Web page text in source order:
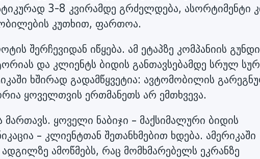
3-8 კვირამდე გრძელდება, ასორტიმენტი
კუთხით, ფართოა.
შერჩევიდან იწყება. ამ ეტაპზე კომპანიის გუნდი
და კლიენტს ბიდის განთავსებამდე სრულ
ხშირად გადამწყვეტია: ავტომობილის
ყოველთვის ერთმანეთს არ ემთხვევა.
მართავს. ყოველი ნაბიჯი – მაქსიმალური ბიდის
– კლიენტთან შეთანხმებით ხდება. ამერიკაში
ამოწმებს, რაც მომხმარებელს ეკრანზე